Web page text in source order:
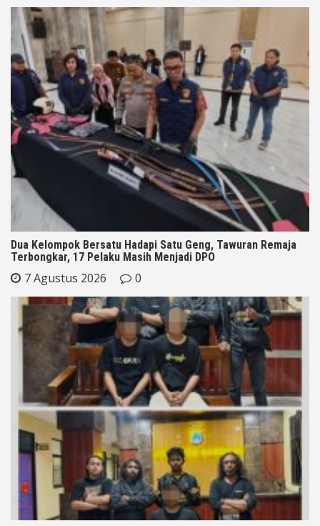
Dua Kelompok Bersatu Hadapi Satu Geng, Tawuran Remaja
Terbongkar, 17 Pelaku Masih Menjadi DPO
7 Agustus 2026 0